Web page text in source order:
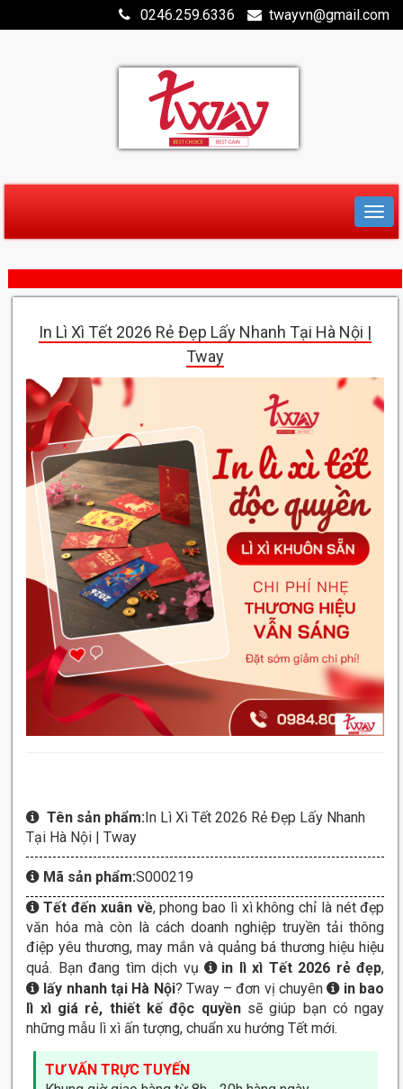
0246.259.6336 twayvn@gmail.com
In Lì Xì Tết 2026 Rẻ Đẹp Lấy Nhanh Tại Hà Nội |
Tway
Tên sản phẩm: In Lì Xì Tết 2026 Rẻ Đẹp Lấy Nhanh
Tại Hà Nội | Tway
Mã sản phẩm:S000219
Tết đến xuân về, phong bao lì xì không chỉ là nét đẹp
văn hóa mà còn là cách doanh nghiệp truyền tải thông
điệp yêu thương, may mắn và quảng bá thương hiệu hiệu
quả. Bạn đang tìm dịch vụ
in lì xì Tết 2026 rẻ đẹp,
lấy nhanh tại Hà Nội? Tway – đơn vị chuyên
in bao
lì xì giá rẻ, thiết kế độc quyềnsẽ giúp bạn có ngay
những mẫu lì xì ấn tượng, chuẩn xu hướng Tết mới.
TƯ VẤN TRỰC TUYẾN